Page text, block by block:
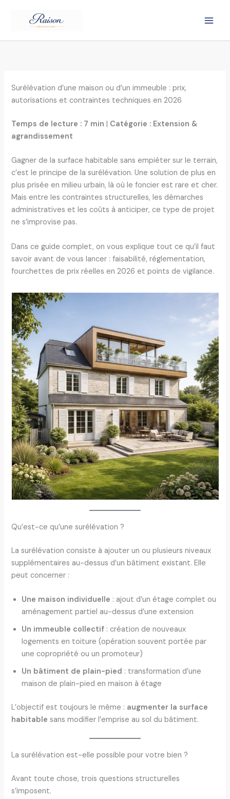
Surélévation d’une maison ou d’un immeuble : prix,
autorisations et contraintes techniques en 2026
Temps de lecture : 7 min | Catégorie : Extension &
agrandissement
Gagner de la surface habitable sans empiéter sur le terrain,
c’est le principe de la surélévation. Une solution de plus en
plus prisée en milieu urbain, là où le foncier est rare et cher.
Mais entre les contraintes structurelles, les démarches
administratives et les coûts à anticiper, ce type de projet
ne s’improvise pas.
Dans ce guide complet, on vous explique tout ce qu’il faut
savoir avant de vous lancer : faisabilité, réglementation,
fourchettes de prix réelles en 2026 et points de vigilance.
Qu’est-ce qu’une surélévation ?
La surélévation consiste à ajouter un ou plusieurs niveaux
supplémentaires au-dessus d’un bâtiment existant. Elle
peut concerner :
Une maison individuelle : ajout d’un étage complet ou
aménagement partiel au-dessus d’une extension
Un immeuble collectif : création de nouveaux
logements en toiture (opération souvent portée par
une copropriété ou un promoteur)
Un bâtiment de plain-pied : transformation d’une
maison de plain-pied en maison à étage
L’objectif est toujours le même : augmenter la surface
habitable sans modifier l’emprise au sol du bâtiment.
La surélévation est-elle possible pour votre bien ?
Avant toute chose, trois questions structurelles
s’imposent.